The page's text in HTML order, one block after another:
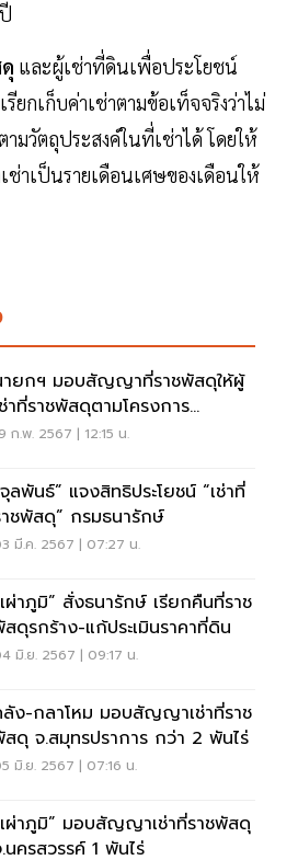
และผู้เช่าที่ดินเพื่อประโยชน์
รียกเก็บค่าเช่าตามข้อเท็จจริงว่าไม่
ามวัตถุประสงค์ในที่เช่าได้ โดยให้
ช่าเป็นรายเดือนเศษของเดือนให้
ายกฯ มอบสัญญาที่ราชพัสดุให้ผู้
าที่ราชพัสดุตามโครงการ
องวัวซอโมเดล
ก.พ. 2567 | 12:15 น.
ลพันธ์” แจงสิทธิประโยชน์ “เช่าที่
ชพัสดุ” กรมธนารักษ์
มี.ค. 2567 | 07:27 น.
ผ่าภูมิ” สั่งธนารักษ์ เรียกคืนที่ราช
ดุรกร้าง-แก้ประเมินราคาที่ดิน
มิ.ย. 2567 | 09:17 น.
ง-กลาโหม มอบสัญญาเช่าที่ราช
ดุ จ.สมุทรปราการ กว่า 2 พันไร่
มิ.ย. 2567 | 07:16 น.
ผ่าภูมิ” มอบสัญญาเช่าที่ราชพัสดุ
นครสวรรค์ 1 พันไร่